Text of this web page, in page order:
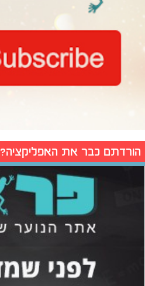
הורדתם כבר את האפליקציה?